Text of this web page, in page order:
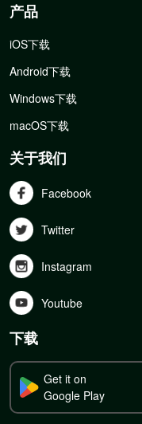
产品
iOS下载
Android下载
Windows下载
macOS下载
关于我们
Facebook
Twitter
Instagram
Youtube
下载
Get it on
Google Play